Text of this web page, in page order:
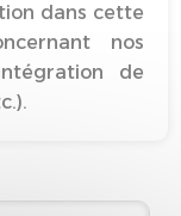
dans cette
nos
de